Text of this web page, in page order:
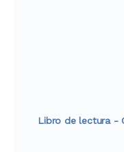
Libro de lectura -